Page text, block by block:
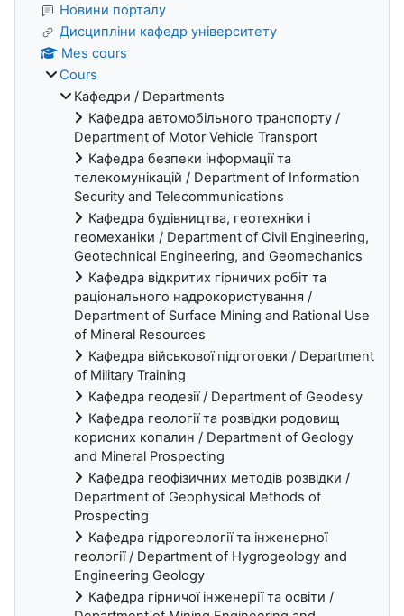
Новини порталу
Дисципліни кафедр університету
Mes cours
Cours
Кафедри / Departments
Кафедра автомобільного транспорту /
Department of Motor Vehicle Transport
Кафедра безпеки інформації та
телекомунікацій / Department of Information
Security and Telecommunications
Кафедра будівництва, геотехніки і
геомеханіки / Department of Civil Engineering,
Geotechnical Engineering, and Geomechanics
Кафедра відкритих гірничих робіт та
раціонального надрокористування /
Department of Surface Mining and Rational Use
of Mineral Resources
Кафедра військової підготовки / Department
of Military Training
Кафедра геодезії / Department of Geodesy
Кафедра геології та розвідки родовищ
корисних копалин / Department of Geology
and Mineral Prospecting
Кафедра геофізичних методів розвідки /
Department of Geophysical Methods of
Prospecting
Кафедра гідрогеології та інженерної
геології / Department of Hygrogeology and
Engineering Geology
Кафедра гірничої інженерії та освіти /